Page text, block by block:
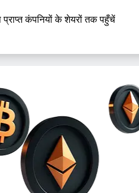
प्राप्त कंपनियों के शेयरों तक पहुँचें